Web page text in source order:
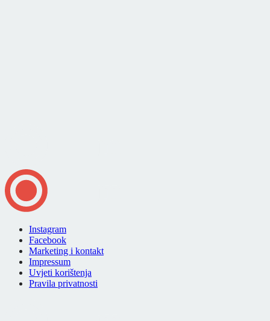
Instagram
Facebook
Marketing i kontakt
Impressum
Uvjeti korištenja
Pravila privatnosti